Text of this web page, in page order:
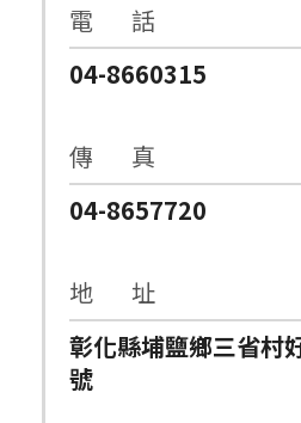
電 話
04-8660315
傳 真
04-8657720
地 址
彰化縣埔鹽鄉三省村
號